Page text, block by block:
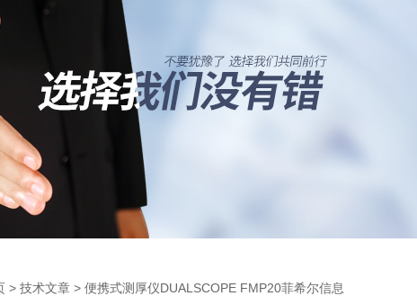
> 技术文章 > 便携式测厚仪DUALSCOPE FMP20菲希尔信息